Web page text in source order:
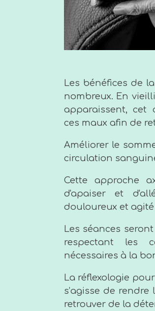
Les bénéfices de
nombreux. En
apparaissent, cet
ces maux afin de
Améliorer le
circulation
Cette approche
d'apaiser et
douloureux et
Les séances
respectant les
nécessaires à la
La réflexologie
s’agisse de
retrouver de la